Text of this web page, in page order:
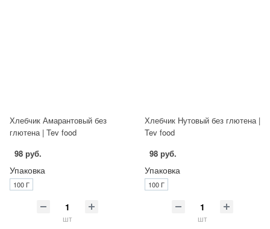
Хлебчик Амарантовый без
глютена | Tev food
98 руб.
Упаковка
100 Г
шт
Хлебчик Нутовый без глютена |
Tev food
98 руб.
Упаковка
100 Г
шт